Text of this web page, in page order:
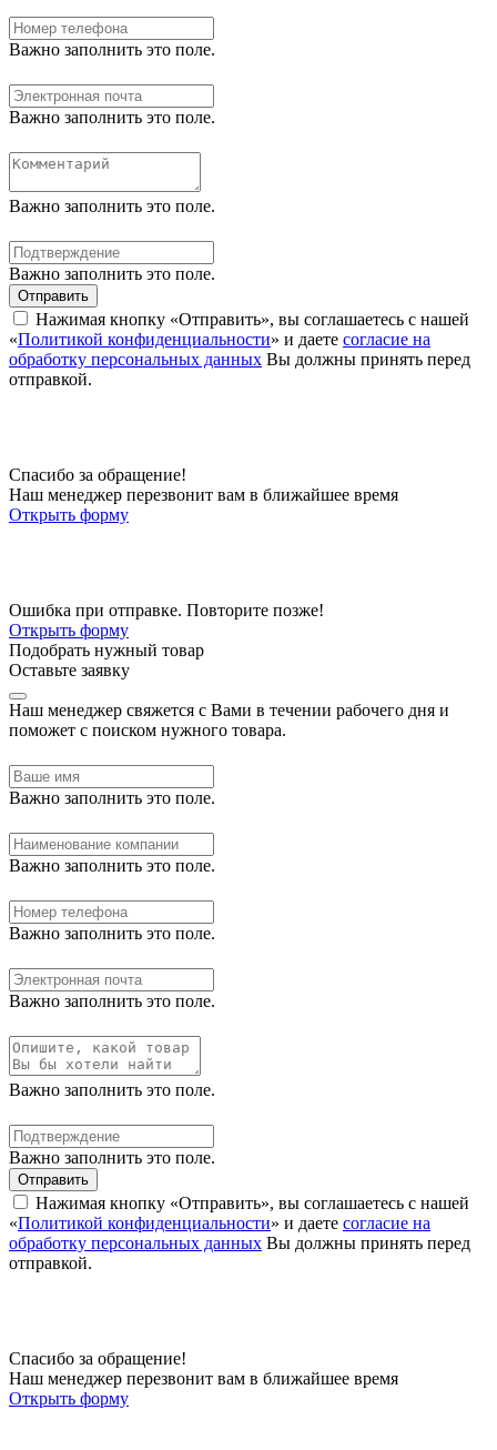
Важно заполнить это поле.
Важно заполнить это поле.
Важно заполнить это поле.
Важно заполнить это поле.
Отправить
Нажимая кнопку «Отправить», вы соглашаетесь с нашей
«Политикой конфиденциальности» и даете согласие на
обработку персональных данных Вы должны принять перед
отправкой.
Спасибо за обращение!
Наш менеджер перезвонит вам в ближайшее время
Открыть форму
Ошибка при отправке. Повторите позже!
Открыть форму
Подобрать нужный товар
Оставьте заявку
Наш менеджер свяжется с Вами в течении рабочего дня и
поможет с поиском нужного товара.
Важно заполнить это поле.
Важно заполнить это поле.
Важно заполнить это поле.
Важно заполнить это поле.
Важно заполнить это поле.
Важно заполнить это поле.
Отправить
Нажимая кнопку «Отправить», вы соглашаетесь с нашей
«Политикой конфиденциальности» и даете согласие на
обработку персональных данных Вы должны принять перед
отправкой.
Спасибо за обращение!
Наш менеджер перезвонит вам в ближайшее время
Открыть форму